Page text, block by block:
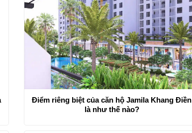
Điểm riêng biệt của căn hộ Jamila Khang Điền
là như thế nào?